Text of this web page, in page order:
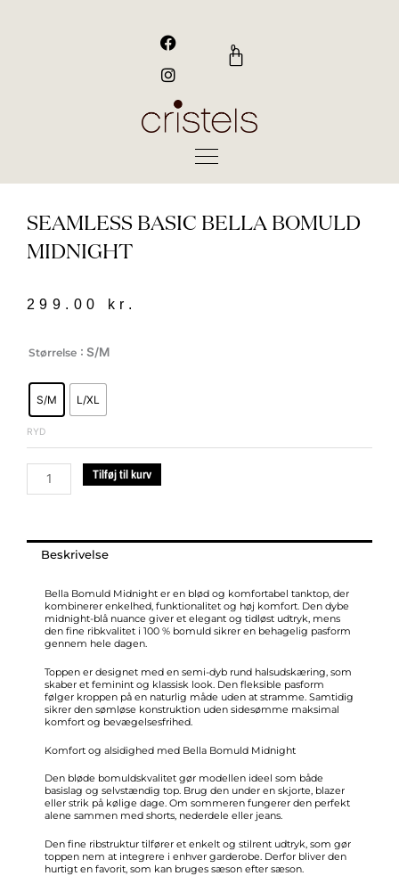
F
a
c
e
b
o
I
n
s
t
a
g
0
Kurv
SEAMLESS BASIC BELLA BOMULD
MIDNIGHT
299.00 kr.
Størrelse : S/M
S/M L/XL
RYD
Bella
Bomuld
Tilføj til kurv
Beskrivelse
Bella Bomuld Midnight er en blød og komfortabel tanktop, der
kombinerer enkelhed, funktionalitet og høj komfort. Den dybe
midnight-blå nuance giver et elegant og tidløst udtryk, mens
den fine ribkvalitet i 100 % bomuld sikrer en behagelig pasform
gennem hele dagen.
Toppen er designet med en semi-dyb rund halsudskæring, som
skaber et feminint og klassisk look. Den fleksible pasform
følger kroppen på en naturlig måde uden at stramme. Samtidig
sikrer den sømløse konstruktion uden sidesømme maksimal
komfort og bevægelsesfrihed.
Komfort og alsidighed med Bella Bomuld Midnight
Den bløde bomuldskvalitet gør modellen ideel som både
basislag og selvstændig top. Brug den under en skjorte, blazer
eller strik på kølige dage. Om sommeren fungerer den perfekt
alene sammen med shorts, nederdele eller jeans.
Den fine ribstruktur tilfører et enkelt og stilrent udtryk, som gør
toppen nem at integrere i enhver garderobe. Derfor bliver den
hurtigt en favorit, som kan bruges sæson efter sæson.